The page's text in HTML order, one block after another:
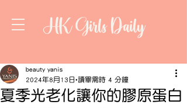
HK Girls Daily
夏季光老化讓你的膠原蛋白
beauty yanis
2024年8月13日 讀畢需時 4 分鐘